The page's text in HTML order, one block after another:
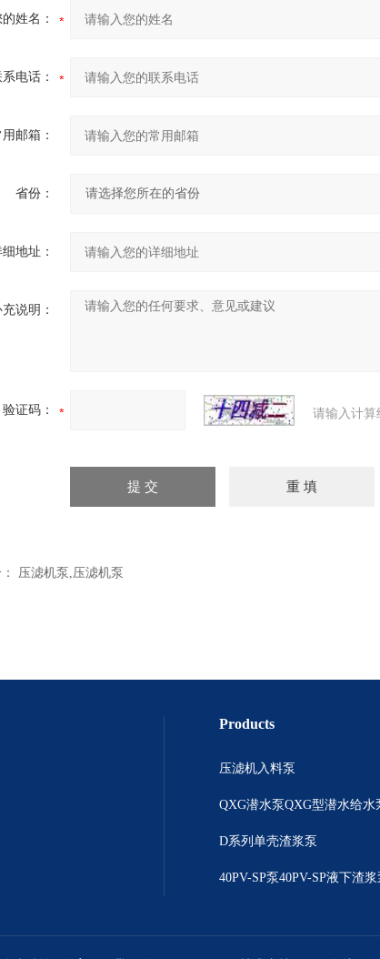
姓名：
电话：
邮箱：
省份：
地址：
说明：
验证码： 请输入计算
压滤机泵,压滤机泵
Products
压滤机入料泵
QXG潜水泵QXG型潜水给水
D系列单壳渣浆泵
40PV-SP泵40PV-SP液下渣浆